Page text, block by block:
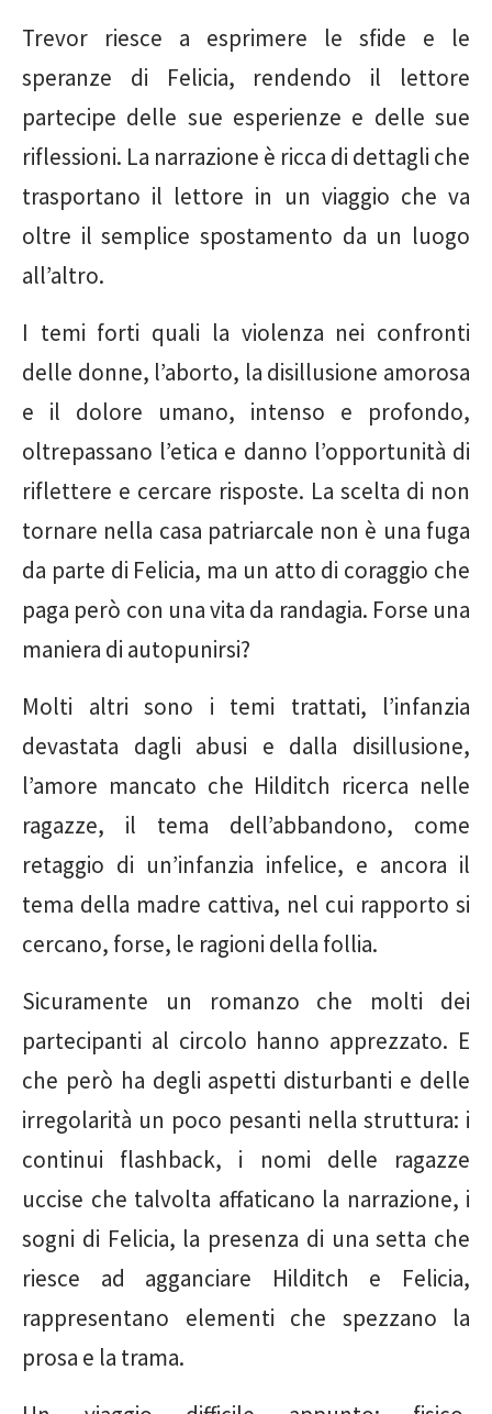
Trevor riesce a esprimere le sfide e le
speranze di Felicia, rendendo il lettore
partecipe delle sue esperienze e delle sue
riflessioni. La narrazione è ricca di dettagli che
trasportano il lettore in un viaggio che va
oltre il semplice spostamento da un luogo
all’altro.
I temi forti quali la violenza nei confronti
delle donne, l’aborto, la disillusione amorosa
e il dolore umano, intenso e profondo,
oltrepassano l’etica e danno l’opportunità di
riflettere e cercare risposte. La scelta di non
tornare nella casa patriarcale non è una fuga
da parte di Felicia, ma un atto di coraggio che
paga però con una vita da randagia. Forse una
maniera di autopunirsi?
Molti altri sono i temi trattati, l’infanzia
devastata dagli abusi e dalla disillusione,
l’amore mancato che Hilditch ricerca nelle
ragazze, il tema dell’abbandono, come
retaggio di un’infanzia infelice, e ancora il
tema della madre cattiva, nel cui rapporto si
cercano, forse, le ragioni della follia.
Sicuramente un romanzo che molti dei
partecipanti al circolo hanno apprezzato. E
che però ha degli aspetti disturbanti e delle
irregolarità un poco pesanti nella struttura: i
continui flashback, i nomi delle ragazze
uccise che talvolta affaticano la narrazione, i
sogni di Felicia, la presenza di una setta che
riesce ad agganciare Hilditch e Felicia,
rappresentano elementi che spezzano la
prosa e la trama.